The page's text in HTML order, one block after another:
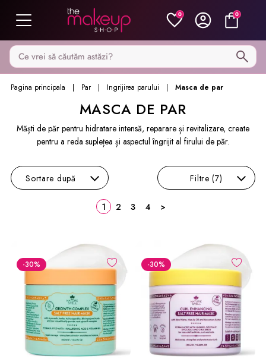
0 0
Caută pe MakeupShop
Pagina principala Par Ingrijirea parului Masca de par
MASCA DE PAR
Măști de păr pentru hidratare intensă, reparare și revitalizare, create
pentru a reda suplețea și aspectul îngrijit al firului de păr.
Sortare după Filtre(7)
1 2 3 4 >
-30% -30%